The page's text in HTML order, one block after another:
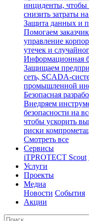
инциденты, чтобы
снизить затраты
Защита данных и
Помогаем
управление
утечек и
Информационная
Защищаем
сеть, SCADA-
промышленной
Безопасная
Внедряем
безопасности на
чтобы ускорить
риски
Смотреть все
Сервисы
iTPROTECT Scout
Услуги
Проекты
Медиа
Новости События
Акции